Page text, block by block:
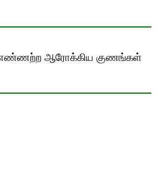
எண்ணற்ற ஆரோக்கிய குணங்கள்